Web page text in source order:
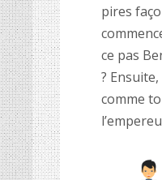
pires
ce pas
?
comme